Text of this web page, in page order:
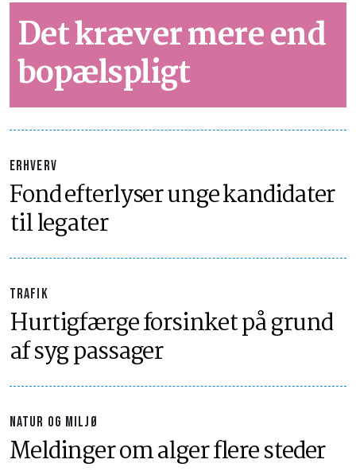
Det kræver mere end
bopælspligt
ERHVERV
Fond efterlyser unge kandidater
til legater
TRAFIK
Hurtigfærge forsinket på grund
af syg passager
NATUR OG MILJØ
Meldinger om alger flere steder